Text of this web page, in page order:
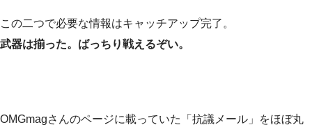
この二つで必要な情報はキャッチアップ完了。
武器は揃った。ばっちり戦えるぞい。
OMGmagさんのページに載っていた「抗議メール」をほぼ丸